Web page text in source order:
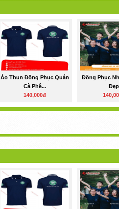
Áo Thun Đồng Phục Quán
Cà Phê...
140,000đ
Đồng Phục
Đẹp